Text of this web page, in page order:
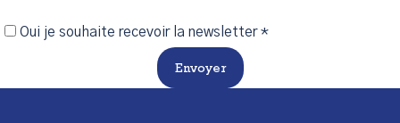
Oui je souhaite recevoir la newsletter *
Envoyer